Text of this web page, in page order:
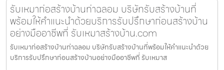
รับเหมาก่อสร้างบ้านท่าฉลอม บริษัทรับสร้างบ้านที่
พร้อมให้คำแนะนำด้วยบริการรับปรึกษาก่อนสร้างบ้าน
อย่างมืออาชีพที่ รับเหมาสร้างบ้าน.com
รับเหมาก่อสร้างบ้านท่าฉลอม บริษัทรับสร้างบ้านที่พร้อมให้คำแนะนำด้วย
บริการรับปรึกษาก่อนสร้างบ้านอย่างมืออาชีพที่ รับเหมาส